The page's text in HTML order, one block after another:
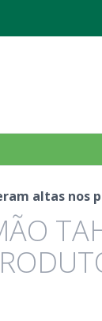
altas nos